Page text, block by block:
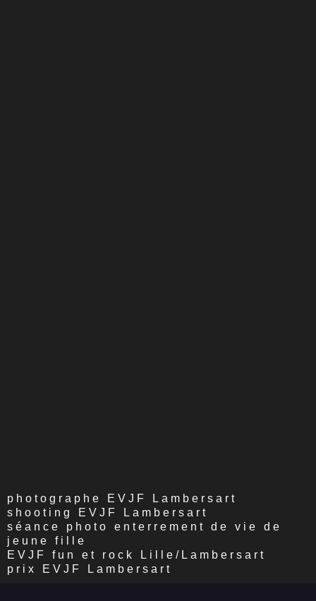
photographe EVJF Lambersart
shooting EVJF Lambersart
séance photo enterrement de vie de
jeune fille
EVJF fun et rock Lille/Lambersart
prix EVJF Lambersart